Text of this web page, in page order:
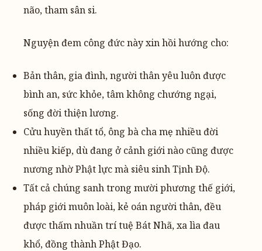
não, tham sân si.
Nguyện đem công đức này xin hồi hướng cho:
Bản thân, gia đình, người thân yêu luôn được
bình an, sức khỏe, tâm không chướng ngại,
sống đời thiện lương.
Cửu huyền thất tổ, ông bà cha mẹ nhiều đời
nhiều kiếp, dù đang ở cảnh giới nào cũng được
nương nhờ Phật lực mà siêu sinh Tịnh Độ.
Tất cả chúng sanh trong mười phương thế giới,
pháp giới muôn loài, kẻ oán người thân, đều
được thấm nhuần trí tuệ Bát Nhã, xa lìa đau
khổ, đồng thành Phật Đạo.